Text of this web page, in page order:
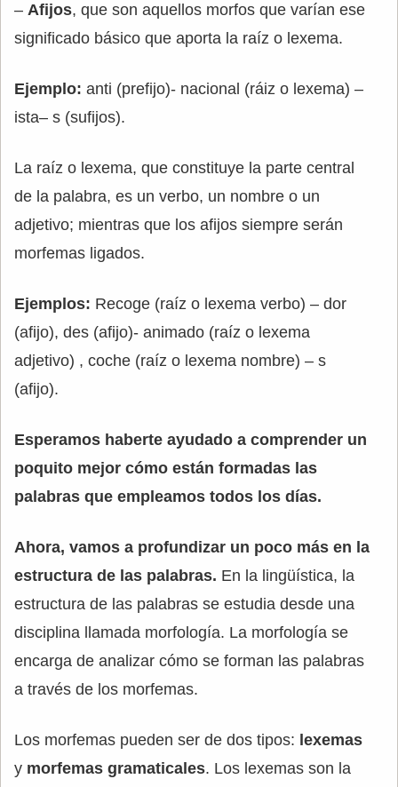
– Afijos, que son aquellos morfos que varían ese
significado básico que aporta la raíz o lexema.
Ejemplo: anti (prefijo)- nacional (ráiz o lexema) –
ista– s (sufijos).
La raíz o lexema, que constituye la parte central
de la palabra, es un verbo, un nombre o un
adjetivo; mientras que los afijos siempre serán
morfemas ligados.
Ejemplos: Recoge (raíz o lexema verbo) – dor
(afijo), des (afijo)- animado (raíz o lexema
adjetivo) , coche (raíz o lexema nombre) – s
(afijo).
Esperamos haberte ayudado a comprender un
poquito mejor cómo están formadas las
palabras que empleamos todos los días.
Ahora, vamos a profundizar un poco más en la
estructura de las palabras. En la lingüística, la
estructura de las palabras se estudia desde una
disciplina llamada morfología. La morfología se
encarga de analizar cómo se forman las palabras
a través de los morfemas.
Los morfemas pueden ser de dos tipos: lexemas
y morfemas gramaticales. Los lexemas son la